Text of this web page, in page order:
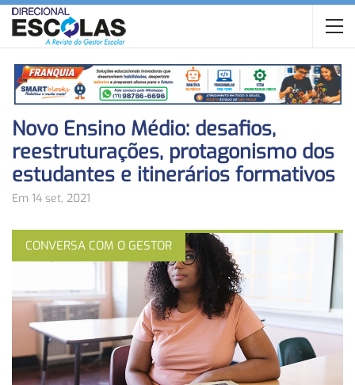
Novo Ensino Médio: desafios,
reestruturações, protagonismo dos
estudantes e itinerários formativos
Em 14 set, 2021
CONVERSA COM O GESTOR